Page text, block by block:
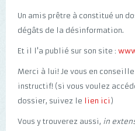
Un amis prêtre à constitué un
dégâts de la désinformation.
Et il l'a publié sur son site :
Merci à lui! Je vous en
instructif! (si vous voulez
dossier, suivez le lien ici )
Vous y trouverez aussi, in